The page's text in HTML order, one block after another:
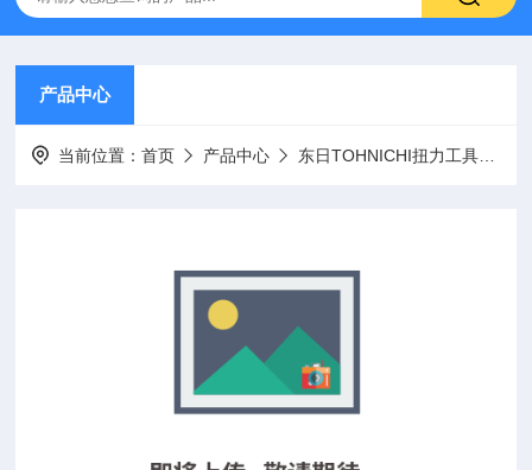
产品中心
当前位置：首页 产品中心 东日TOHNICHI扭力工具